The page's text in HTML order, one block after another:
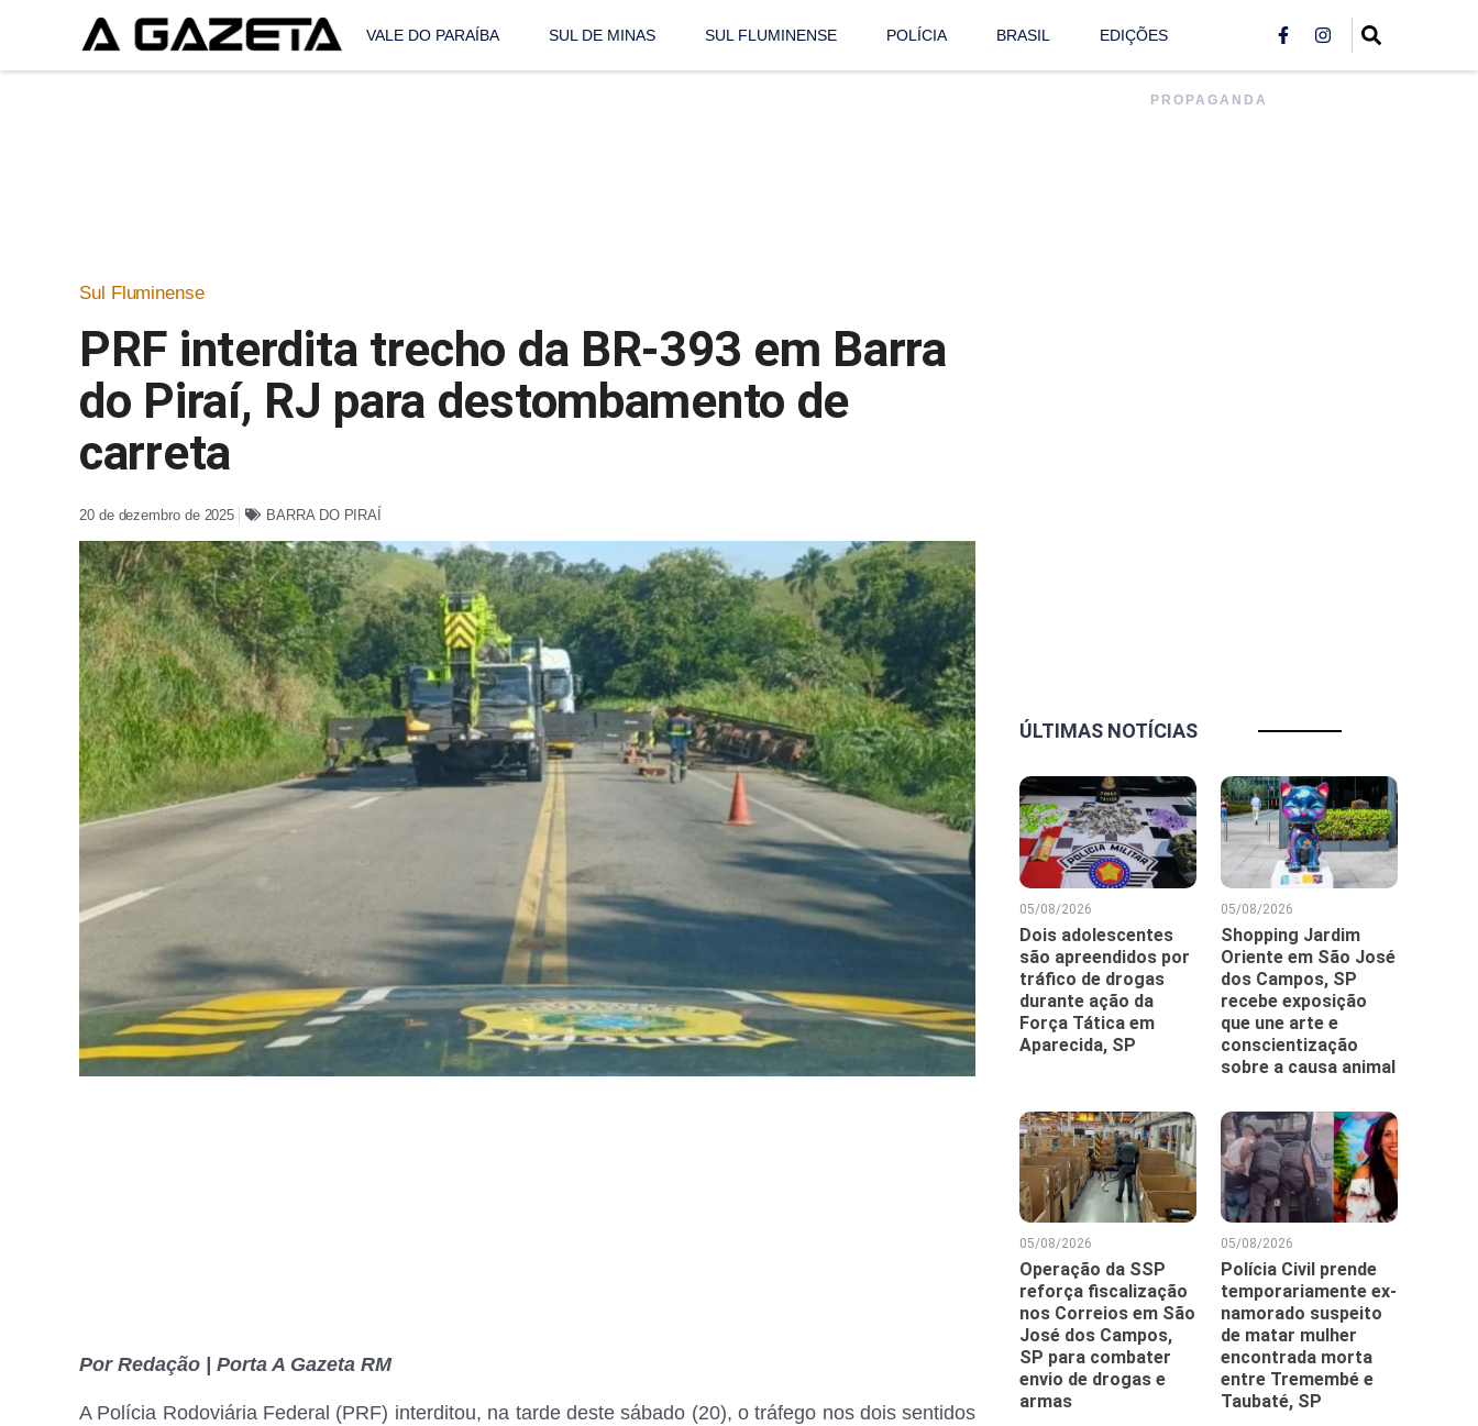
VALE DO PARAÍBA SUL DE MINAS SUL FLUMINENSE POLÍCIA BRASIL EDIÇÕES
Sul Fluminense
PRF interdita trecho da BR-393 em Barra
do Piraí, RJ para destombamento de
carreta
20 de dezembro de 2025 BARRA DO PIRAÍ
Por Redação | Porta A Gazeta RM
A Polícia Rodoviária Federal (PRF) interditou, na tarde deste sábado (20), o tráfego nos dois sentidos
PROPAGANDA
ÚLTIMAS NOTÍCIAS
05/08/2026
Dois adolescentes
são apreendidos por
tráfico de drogas
durante ação da
Força Tática em
Aparecida, SP
05/08/2026
Shopping Jardim
Oriente em São José
dos Campos, SP
recebe exposição
que une arte e
conscientização
sobre a causa animal
05/08/2026
Operação da SSP
reforça fiscalização
nos Correios em São
José dos Campos,
SP para combater
envio de drogas e
armas
05/08/2026
Polícia Civil prende
temporariamente ex-
namorado suspeito
de matar mulher
encontrada morta
entre Tremembé e
Taubaté, SP